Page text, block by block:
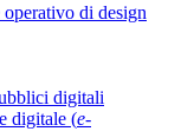
di design
digitali
digitale (e-